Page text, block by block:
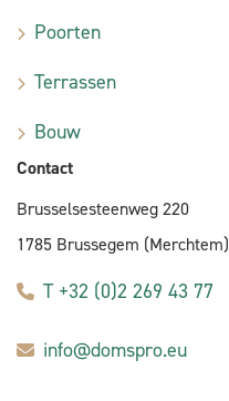
Poorten
Terrassen
Bouw
Contact
Brusselsesteenweg 220
1785 Brussegem (Merchtem)
T +32 (0)2 269 43 77
info@domspro.eu